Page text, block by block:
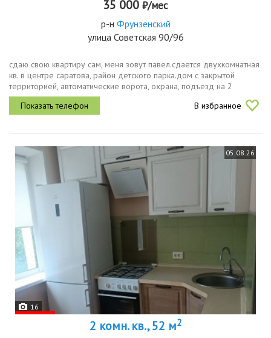
35 000 ₽/мес
р-н Фрунзенский
улица Советская 90/96
сдаю свою квартиру сам, меня зовут павел.сдается двухкомнатная
кв. в центре саратова, район детского парка.дом с закрытой
территорией, автоматические ворота, охрана, подъезд на 2
выхода на ул. советская 2 варианта выхода и на ул.
пугачеваквартира...
В избранное
05.08.26
16
2 комн. кв., 52 м2